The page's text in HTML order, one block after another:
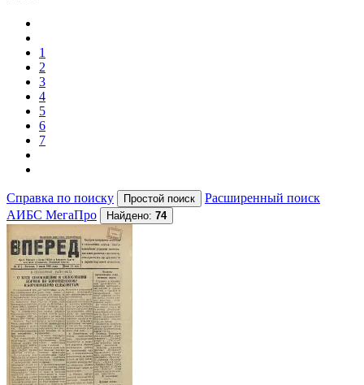
1
2
3
4
5
6
7
Справка по поиску
Расширенный поиск
АИБС МегаПро
Найдено: 74